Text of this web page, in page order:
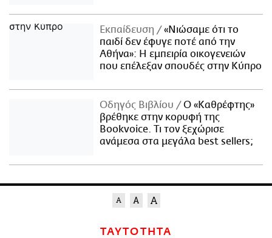
Εκπαίδευση
«Νιώσαμε ότι το
παιδί δεν έφυγε ποτέ από την
Αθήνα»: Η εμπειρία οικογενειών
που επέλεξαν σπουδές στην Κύπρο
Οδηγός Βιβλίου
Ο «Καθρέφτης»
βρέθηκε στην κορυφή της
Bookvoice. Τι τον ξεχώρισε
ανάμεσα στα μεγάλα best sellers;
ΤΑΥΤΟΤΗΤΑ